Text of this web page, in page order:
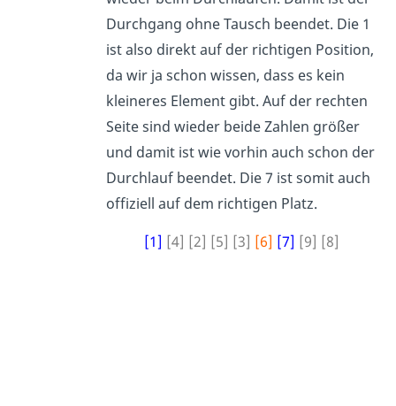
Durchgang ohne Tausch beendet. Die 1
ist also direkt auf der richtigen Position,
da wir ja schon wissen, dass es kein
kleineres Element gibt. Auf der rechten
Seite sind wieder beide Zahlen größer
und damit ist wie vorhin auch schon der
Durchlauf beendet. Die 7 ist somit auch
offiziell auf dem richtigen Platz.
[1] [4] [2] [5] [3] [6] [7] [9] [8]